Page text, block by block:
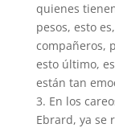
quienes
pesos, esto
compañeros,
esto último,
están tan
3. En los
Ebrard, ya se